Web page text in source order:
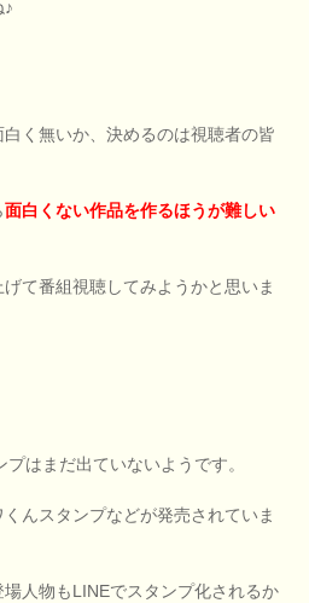
く無いか、決めるのは視聴者の皆
面白くない作品を作るほうが難しい
て番組視聴してみようかと思いま
はまだ出ていないようです。
んスタンプなどが発売されていま
人物もLINEでスタンプ化されるか